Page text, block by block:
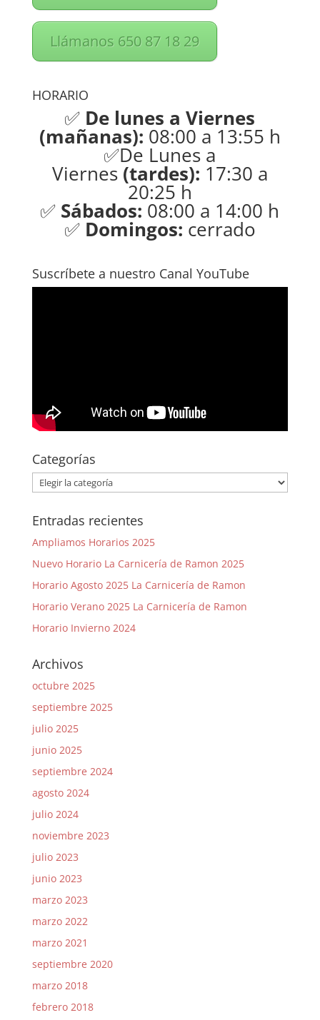
Llámanos 650 87 18 29
HORARIO
✅ De lunes a Viernes
(mañanas): 08:00 a 13:55 h
✅De Lunes a
Viernes(tardes): 17:30 a
20:25 h
✅ Sábados: 08:00 a 14:00 h
✅ Domingos: cerrado
Suscríbete a nuestro Canal YouTube
Categorías
Categorías
Entradas recientes
Ampliamos Horarios 2025
Nuevo Horario La Carnicería de Ramon 2025
Horario Agosto 2025 La Carnicería de Ramon
Horario Verano 2025 La Carnicería de Ramon
Horario Invierno 2024
Archivos
octubre 2025
septiembre 2025
julio 2025
junio 2025
septiembre 2024
agosto 2024
julio 2024
noviembre 2023
julio 2023
junio 2023
marzo 2023
marzo 2022
marzo 2021
septiembre 2020
marzo 2018
febrero 2018